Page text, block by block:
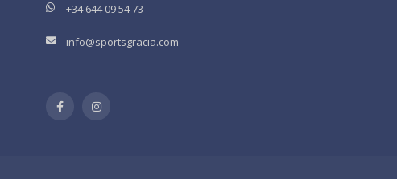
+34 644 09 54 73
info@sportsgracia.com